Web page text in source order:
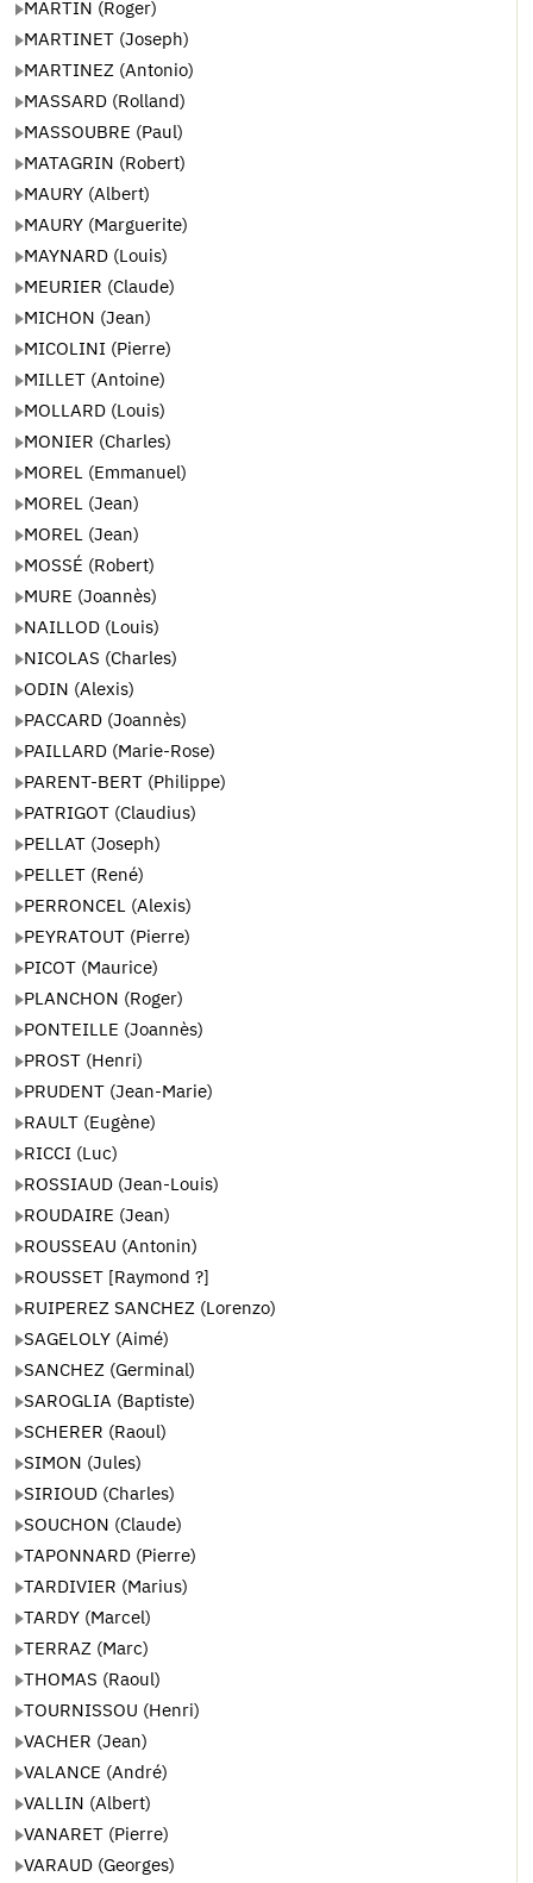
MARTIN (Roger)
MARTINET (Joseph)
MARTINEZ (Antonio)
MASSARD (Rolland)
MASSOUBRE (Paul)
MATAGRIN (Robert)
MAURY (Albert)
MAURY (Marguerite)
MAYNARD (Louis)
MEURIER (Claude)
MICHON (Jean)
MICOLINI (Pierre)
MILLET (Antoine)
MOLLARD (Louis)
MONIER (Charles)
MOREL (Emmanuel)
MOREL (Jean)
MOREL (Jean)
MOSSÉ (Robert)
MURE (Joannès)
NAILLOD (Louis)
NICOLAS (Charles)
ODIN (Alexis)
PACCARD (Joannès)
PAILLARD (Marie-Rose)
PARENT-BERT (Philippe)
PATRIGOT (Claudius)
PELLAT (Joseph)
PELLET (René)
PERRONCEL (Alexis)
PEYRATOUT (Pierre)
PICOT (Maurice)
PLANCHON (Roger)
PONTEILLE (Joannès)
PROST (Henri)
PRUDENT (Jean-Marie)
RAULT (Eugène)
RICCI (Luc)
ROSSIAUD (Jean-Louis)
ROUDAIRE (Jean)
ROUSSEAU (Antonin)
ROUSSET [Raymond ?]
RUIPEREZ SANCHEZ (Lorenzo)
SAGELOLY (Aimé)
SANCHEZ (Germinal)
SAROGLIA (Baptiste)
SCHERER (Raoul)
SIMON (Jules)
SIRIOUD (Charles)
SOUCHON (Claude)
TAPONNARD (Pierre)
TARDIVIER (Marius)
TARDY (Marcel)
TERRAZ (Marc)
THOMAS (Raoul)
TOURNISSOU (Henri)
VACHER (Jean)
VALANCE (André)
VALLIN (Albert)
VANARET (Pierre)
VARAUD (Georges)